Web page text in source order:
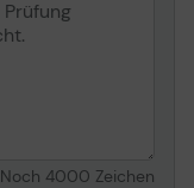
Noch 4000 Zeichen